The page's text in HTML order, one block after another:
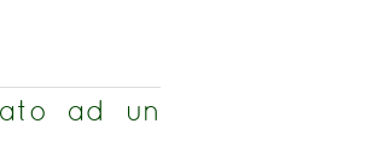
ad un